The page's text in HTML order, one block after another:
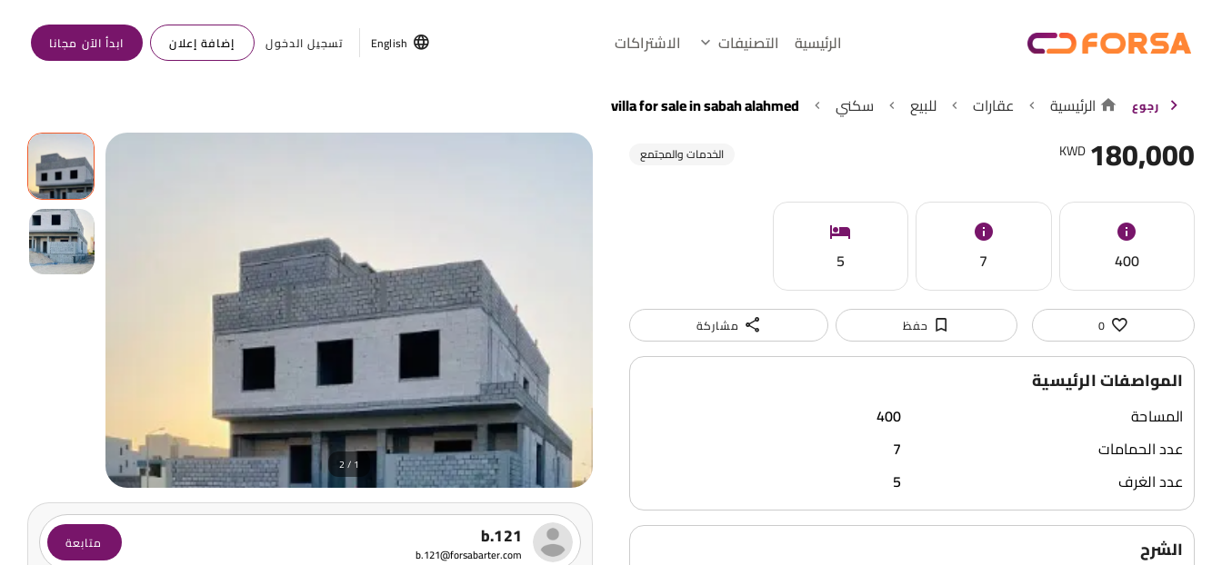
الرئيسية التصنيفات الاشتراكات English تسجيل الدخول إضافة إعلان ابدأ الآن مجانا
رجوع الرئيسية عقارات للبيع سكني villa for sale in sabah alahmed
180,000
KWD الخدمات والمجتمع
400
7
5
0 حفظ مشاركة
المواصفات الرئيسية
المساحة
400
عدد الحمامات
7
عدد الغرف
5
الشرح
1 / 2
b.121
b.121@forsabarter.com
متابعة